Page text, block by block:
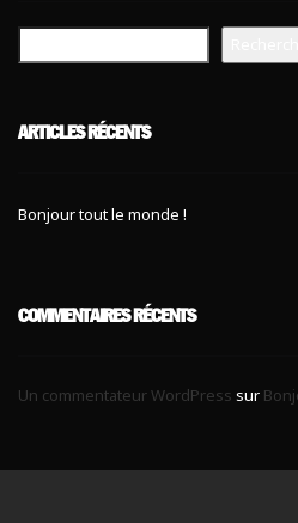
ARTICLES RÉCENTS
Bonjour tout le monde !
COMMENTAIRES RÉCENTS
Un commentateur WordPress sur